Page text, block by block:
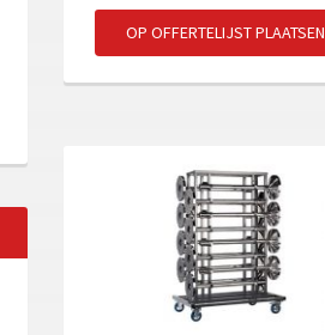
OP OFFERTELIJST PLAATSEN